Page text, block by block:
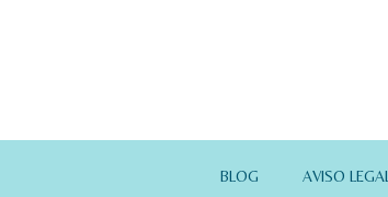
BLOG AVISO LEGAL